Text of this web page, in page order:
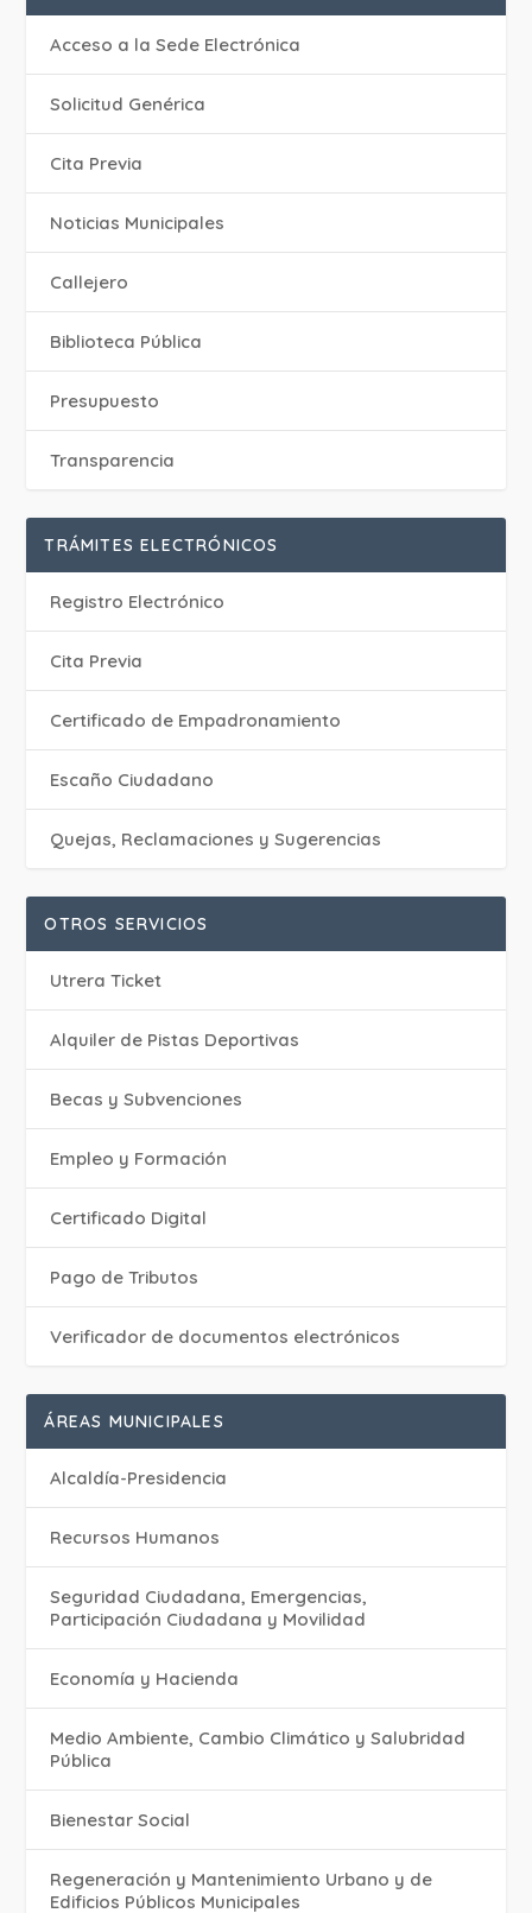
Acceso a la Sede Electrónica
Solicitud Genérica
Cita Previa
‎Noticias Municipales
Callejero
Biblioteca Pública
Presupuesto
Transparencia
TRÁMITES ELECTRÓNICOS
Registro Electrónico
Cita Previa
Certificado de Empadronamiento
Escaño Ciudadano
Quejas, Reclamaciones y Sugerencias
OTROS SERVICIOS
Utrera Ticket
Alquiler de Pistas Deportivas
Becas y Subvenciones
Empleo y Formación
Certificado Digital
Pago de Tributos
Verificador de documentos electrónicos
ÁREAS MUNICIPALES
Alcaldía-Presidencia
Recursos Humanos
Seguridad Ciudadana, Emergencias,
Participación Ciudadana y Movilidad
Economía y Hacienda
Medio Ambiente, Cambio Climático y Salubridad
Pública
Bienestar Social
Regeneración y Mantenimiento Urbano y de
Edificios Públicos Municipales